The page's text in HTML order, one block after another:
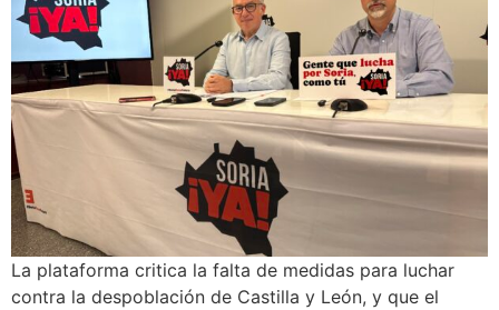
La plataforma critica la falta de medidas para luchar
contra la despoblación de Castilla y León, y que el